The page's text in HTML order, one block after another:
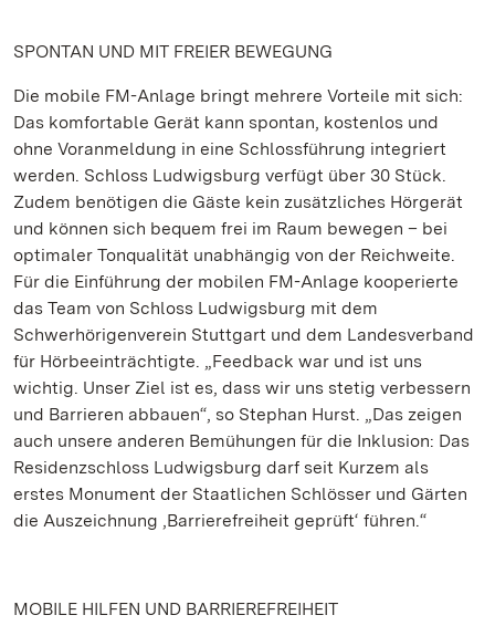
SPONTAN UND MIT FREIER BEWEGUNG
Die mobile FM-Anlage bringt mehrere Vorteile mit sich:
Das komfortable Gerät kann spontan, kostenlos und
ohne Voranmeldung in eine Schlossführung integriert
werden. Schloss Ludwigsburg verfügt über 30 Stück.
Zudem benötigen die Gäste kein zusätzliches Hörgerät
und können sich bequem frei im Raum bewegen – bei
optimaler Tonqualität unabhängig von der Reichweite.
Für die Einführung der mobilen FM-Anlage kooperierte
das Team von Schloss Ludwigsburg mit dem
Schwerhörigenverein Stuttgart und dem Landesverband
für Hörbeeinträchtigte. „Feedback war und ist uns
wichtig. Unser Ziel ist es, dass wir uns stetig verbessern
und Barrieren abbauen“, so Stephan Hurst. „Das zeigen
auch unsere anderen Bemühungen für die Inklusion: Das
Residenzschloss Ludwigsburg darf seit Kurzem als
erstes Monument der Staatlichen Schlösser und Gärten
die Auszeichnung ‚Barrierefreiheit geprüft‘ führen.“
MOBILE HILFEN UND BARRIEREFREIHEIT